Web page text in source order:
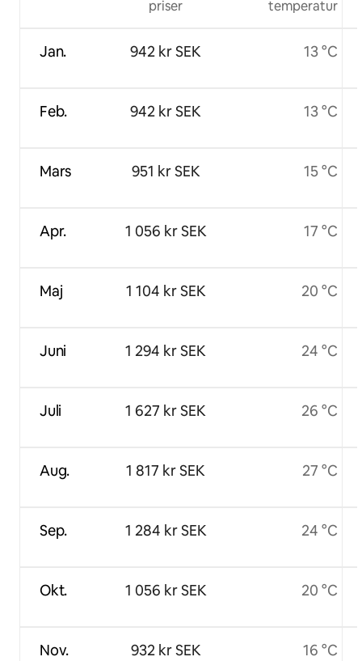
Jan.
Feb.
Mars
Apr.
Maj
Juni
Juli
Aug.
Sep.
Okt.
Nov.
priser
942 kr SEK
942 kr SEK
951 kr SEK
1 056 kr SEK
1 104 kr SEK
1 294 kr SEK
1 627 kr SEK
1 817 kr SEK
1 284 kr SEK
1 056 kr SEK
932 kr SEK
temperatur
13 °C
13 °C
15 °C
17 °C
20 °C
24 °C
26 °C
27 °C
24 °C
20 °C
16 °C